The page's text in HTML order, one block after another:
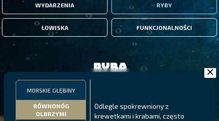
WYDARZENIA RYBY
ŁOWISKA FUNKCJONALNOŚCI
MORSKIE GŁĘBINY
RÓWNONÓG
OLBRZYMI
Odlegle spokrewniony z
krewetkami i krabami, często
Ryba